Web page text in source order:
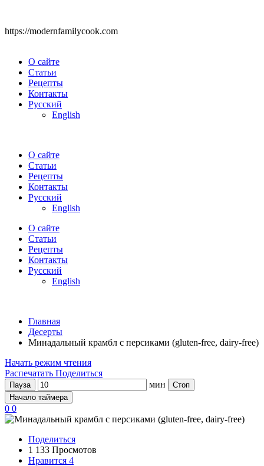
https://modernfamilycook.com
О сайте
Статьи
Рецепты
Контакты
Русский
English
О сайте
Статьи
Рецепты
Контакты
Русский
English
О сайте
Статьи
Рецепты
Контакты
Русский
English
Главная
Десерты
Минадальный крамбл с персиками (gluten-free, dairy-free)
Начать режим чтения
Распечатать Поделиться
Пауза мин
Стоп
Начало таймера
0 0
Поделиться
1 133 Просмотов
Нравится 4